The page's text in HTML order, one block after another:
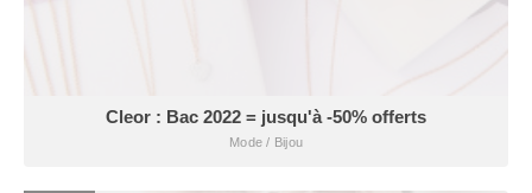
Cleor : Bac 2022 = jusqu'à -50% offerts
Mode / Bijou